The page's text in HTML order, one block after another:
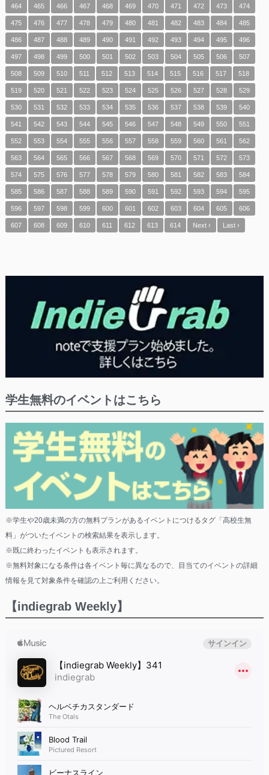
464 465 466 467 468 469 470 471 472 473 474
475 476 477 478 479 480 481 482 483 484 485
486 487 488 489 490 491 492 493 494 495 496
497 498 499 500 501 502 503 504 505 506 507
508 509 510 511 512 513 514 515 516 517 518
519 520 521 522 523 524 525 526 527 528 529
530 531 532 533 534 535 536 537 538 539 540
541 542 543 544 545 546 547 548 549 550 551
552 553 554 555 556 557 558 559 560 561 562
563 564 565 566 567 568 569 570 571 572 573
574 575 576 577 578 579 580 581 582 583 584
585 586 587 588 589 590 591 592 593 594 595
596 597 598 599 600 601 602 603 604 605 606
607 608 609 610 611 612 613 614 Next › Last ›
学生無料のイベントはこちら
※学生や20歳未満の方の無料プランがあるイベントにつけるタグ「高校生無
料」がついたイベントの検索結果を表示します。
※既に終わったイベントも表示されます。
※無料対象になる条件は各イベント毎に異なるので、目当てのイベントの詳細
情報を見て対象条件を確認の上ご利用ください。
【indiegrab Weekly】